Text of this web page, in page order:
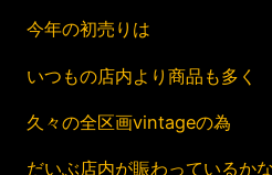
今年の初売りは
いつもの店内より商品も多く
久々の全区画vintageの為
だいぶ店内が賑わっているか